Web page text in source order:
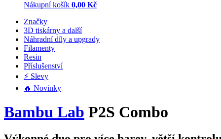
Nákupní košík 0,00 Kč
Značky
3D tiskárny a další
Náhradní díly a upgrady
Filamenty
Resin
Příslušenství
⚡ Slevy
🔥 Novinky
Bambu Lab P2S Combo